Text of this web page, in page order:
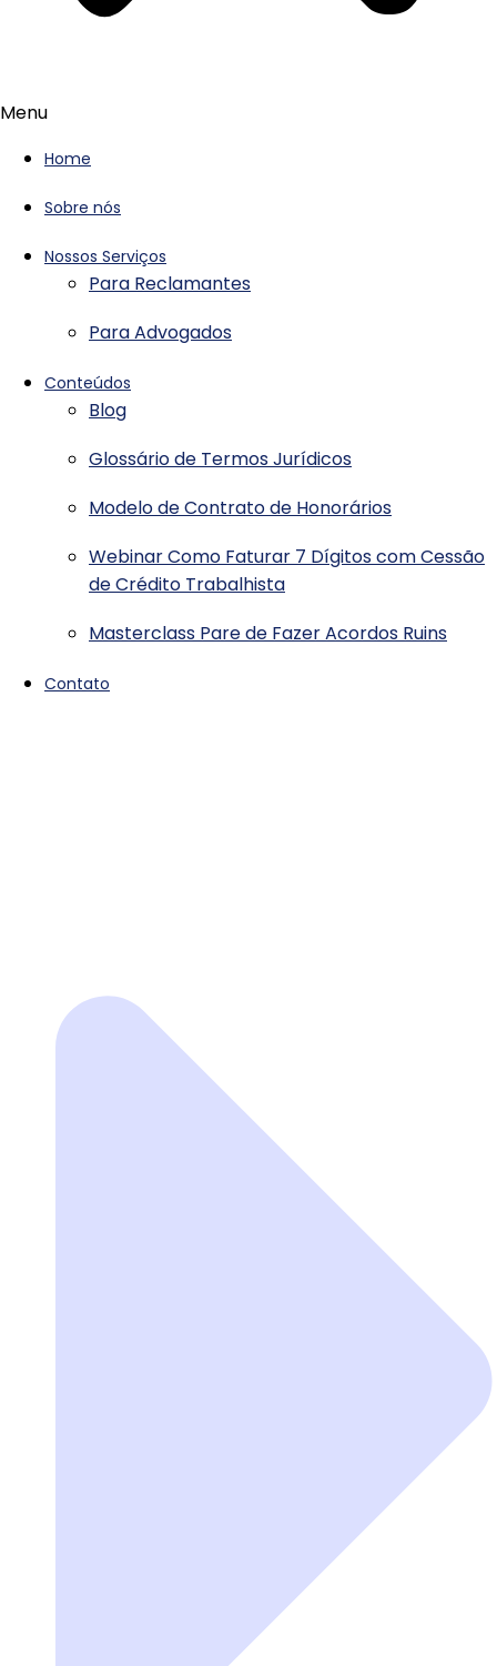
Menu
Home
Sobre nós
Nossos Serviços
Para Reclamantes
Para Advogados
Conteúdos
Blog
Glossário de Termos Jurídicos
Modelo de Contrato de Honorários
Webinar Como Faturar 7 Dígitos com Cessão
de Crédito Trabalhista
Masterclass Pare de Fazer Acordos Ruins
Contato